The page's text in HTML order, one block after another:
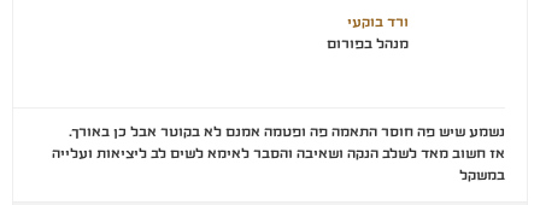
ורד בוקעי
מנהל בפורום
נשמע שיש פה חוסר התאמה פה ופטמה אמנם לא בקוטר אבל כן באורך.
אז חשוב מאד לשלב הנקה ושאיבה והסבר לאימא לשים לב ליציאות ועלייה
במשקל